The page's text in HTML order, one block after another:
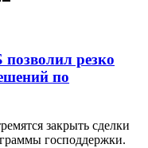
резко
по
закрыть сделки
господдержки.